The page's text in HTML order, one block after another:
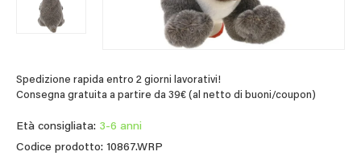
Spedizione rapida entro 2 giorni lavorativi!
Consegna gratuita a partire da 39€ (al netto di buoni/coupon)
Età consigliata: 3-6 anni
Codice prodotto: 10867.WRP